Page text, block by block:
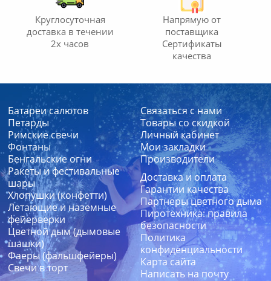
Круглосуточная
доставка в течении
2х часов
Напрямую от
поставщика
Сертификаты
качества
Батареи салютов
Петарды
Римские свечи
Фонтаны
Бенгальские огни
Ракеты и фестивальные
шары
Хлопушки (конфетти)
Летающие и наземные
фейерверки
Цветной дым (дымовые
шашки)
Фаеры (фальшфейеры)
Свечи в торт
Связаться с нами
Товары со скидкой
Личный кабинет
Мои закладки
Производители
Доставка и оплата
Гарантии качества
Партнеры цветного дыма
Пиротехника: правила
безопасности
Политика
конфиденциальности
Карта сайта
Написать на почту